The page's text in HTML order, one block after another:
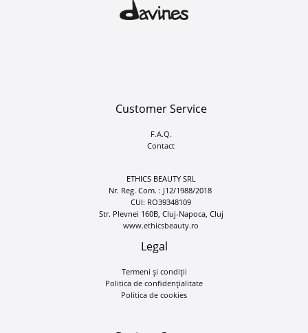
Customer Service
F.A.Q.
Contact
ETHICS BEAUTY SRL
Nr. Reg. Com. : J12/1988/2018
CUI: RO39348109
Str. Plevnei 160B, Cluj-Napoca, Cluj
www.ethicsbeauty.ro
Legal
Termeni și condiții
Politica de confidențialitate
Politica de cookies